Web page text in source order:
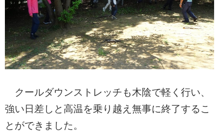
クールダウンストレッチも木陰で軽く行い、
強い日差しと高温を乗り越え無事に終了するこ
とができました。